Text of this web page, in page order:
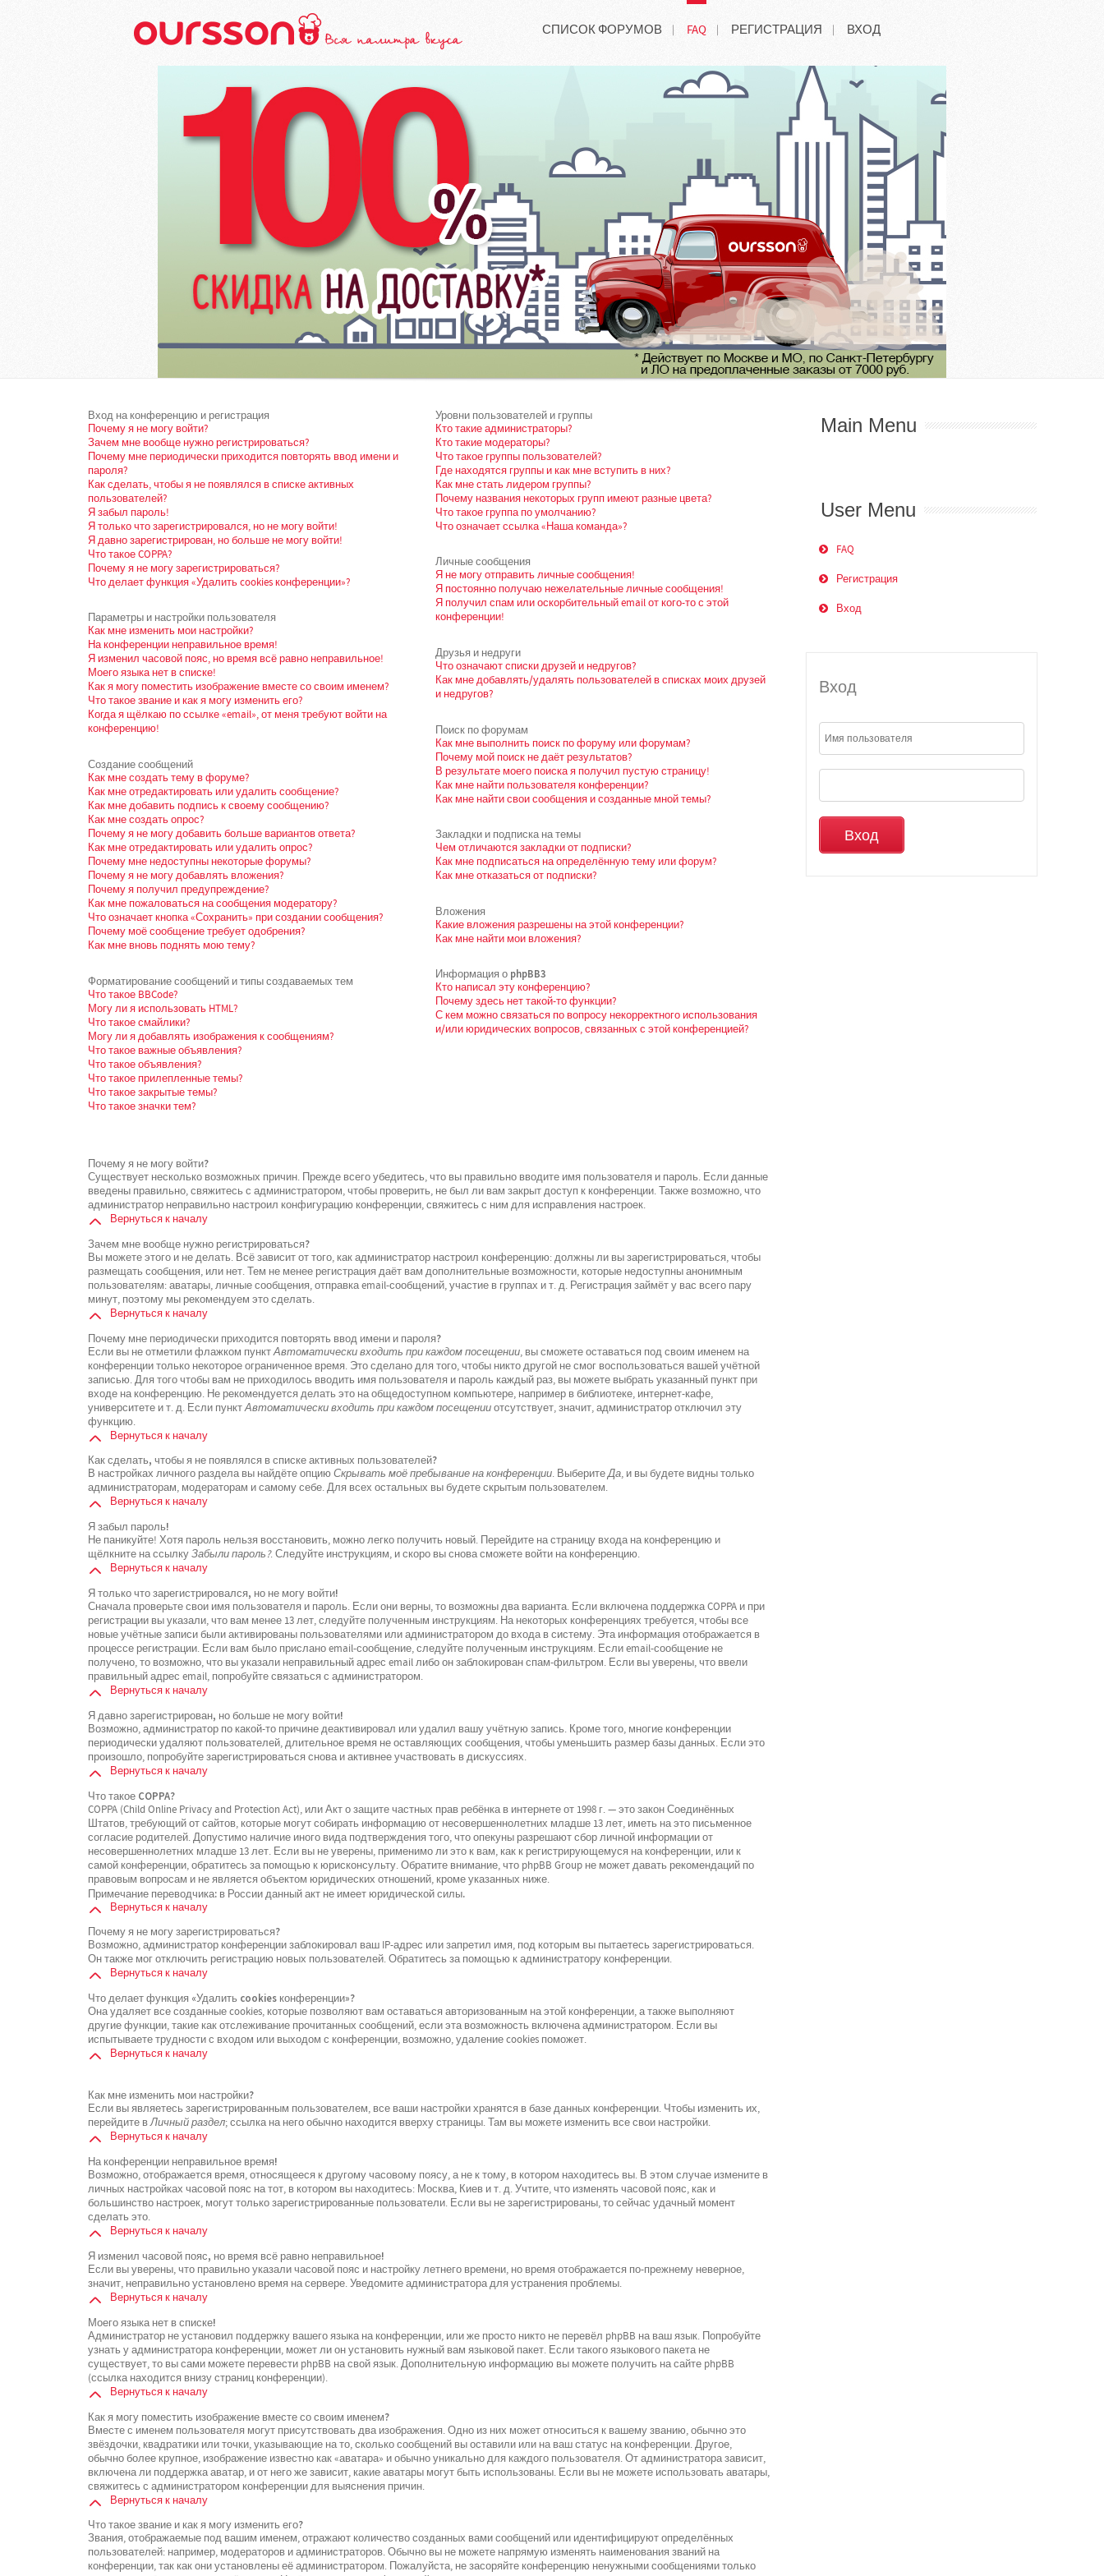
СПИСОК ФОРУМОВ FAQ РЕГИСТРАЦИЯ ВХОД
Вход на конференцию и регистрация
Почему я не могу войти?
Зачем мне вообще нужно регистрироваться?
Почему мне периодически приходится повторять ввод имени и
пароля?
Как сделать, чтобы я не появлялся в списке активных
пользователей?
Я забыл пароль!
Я только что зарегистрировался, но не могу войти!
Я давно зарегистрирован, но больше не могу войти!
Что такое COPPA?
Почему я не могу зарегистрироваться?
Что делает функция «Удалить cookies конференции»?
Параметры и настройки пользователя
Как мне изменить мои настройки?
На конференции неправильное время!
Я изменил часовой пояс, но время всё равно неправильное!
Моего языка нет в списке!
Как я могу поместить изображение вместе со своим именем?
Что такое звание и как я могу изменить его?
Когда я щёлкаю по ссылке «email», от меня требуют войти на
конференцию!
Создание сообщений
Как мне создать тему в форуме?
Как мне отредактировать или удалить сообщение?
Как мне добавить подпись к своему сообщению?
Как мне создать опрос?
Почему я не могу добавить больше вариантов ответа?
Как мне отредактировать или удалить опрос?
Почему мне недоступны некоторые форумы?
Почему я не могу добавлять вложения?
Почему я получил предупреждение?
Как мне пожаловаться на сообщения модератору?
Что означает кнопка «Сохранить» при создании сообщения?
Почему моё сообщение требует одобрения?
Как мне вновь поднять мою тему?
Форматирование сообщений и типы создаваемых тем
Что такое BBCode?
Могу ли я использовать HTML?
Что такое смайлики?
Могу ли я добавлять изображения к сообщениям?
Что такое важные объявления?
Что такое объявления?
Что такое прилепленные темы?
Что такое закрытые темы?
Что такое значки тем?
Уровни пользователей и группы
Кто такие администраторы?
Кто такие модераторы?
Что такое группы пользователей?
Где находятся группы и как мне вступить в них?
Как мне стать лидером группы?
Почему названия некоторых групп имеют разные цвета?
Что такое группа по умолчанию?
Что означает ссылка «Наша команда»?
Личные сообщения
Я не могу отправить личные сообщения!
Я постоянно получаю нежелательные личные сообщения!
Я получил спам или оскорбительный email от кого-то с этой
конференции!
Друзья и недруги
Что означают списки друзей и недругов?
Как мне добавлять/удалять пользователей в списках моих друзей
и недругов?
Поиск по форумам
Как мне выполнить поиск по форуму или форумам?
Почему мой поиск не даёт результатов?
В результате моего поиска я получил пустую страницу!
Как мне найти пользователя конференции?
Как мне найти свои сообщения и созданные мной темы?
Закладки и подписка на темы
Чем отличаются закладки от подписки?
Как мне подписаться на определённую тему или форум?
Как мне отказаться от подписки?
Вложения
Какие вложения разрешены на этой конференции?
Как мне найти мои вложения?
Информация о phpBB3
Кто написал эту конференцию?
Почему здесь нет такой-то функции?
С кем можно связаться по вопросу некорректного использования
и/или юридических вопросов, связанных с этой конференцией?
Почему я не могу войти?
Существует несколько возможных причин. Прежде всего убедитесь, что вы правильно вводите имя пользователя и пароль. Если данные
введены правильно, свяжитесь с администратором, чтобы проверить, не был ли вам закрыт доступ к конференции. Также возможно, что
администратор неправильно настроил конфигурацию конференции, свяжитесь с ним для исправления настроек.
Вернуться к началу
Зачем мне вообще нужно регистрироваться?
Вы можете этого и не делать. Всё зависит от того, как администратор настроил конференцию: должны ли вы зарегистрироваться, чтобы
размещать сообщения, или нет. Тем не менее регистрация даёт вам дополнительные возможности, которые недоступны анонимным
пользователям: аватары, личные сообщения, отправка email-сообщений, участие в группах и т. д. Регистрация займёт у вас всего пару
минут, поэтому мы рекомендуем это сделать.
Вернуться к началу
Почему мне периодически приходится повторять ввод имени и пароля?
Если вы не отметили флажком пунктАвтоматически входить при каждом посещении, вы сможете оставаться под своим именем на
конференции только некоторое ограниченное время. Это сделано для того, чтобы никто другой не смог воспользоваться вашей учётной
записью. Для того чтобы вам не приходилось вводить имя пользователя и пароль каждый раз, вы можете выбрать указанный пункт при
входе на конференцию. Не рекомендуется делать это на общедоступном компьютере, например в библиотеке, интернет-кафе,
университете и т. д. Если пунктАвтоматически входить при каждом посещенииотсутствует, значит, администратор отключил эту
функцию.
Вернуться к началу
Как сделать, чтобы я не появлялся в списке активных пользователей?
В настройках личного раздела вы найдёте опциюСкрывать моё пребывание на конференции. ВыберитеДа, и вы будете видны только
администраторам, модераторам и самому себе. Для всех остальных вы будете скрытым пользователем.
Вернуться к началу
Я забыл пароль!
Не паникуйте! Хотя пароль нельзя восстановить, можно легко получить новый. Перейдите на страницу входа на конференцию и
щёлкните на ссылкуЗабыли пароль?. Следуйте инструкциям, и скоро вы снова сможете войти на конференцию.
Вернуться к началу
Я только что зарегистрировался, но не могу войти!
Сначала проверьте свои имя пользователя и пароль. Если они верны, то возможны два варианта. Если включена поддержка COPPA и при
регистрации вы указали, что вам менее 13 лет, следуйте полученным инструкциям. На некоторых конференциях требуется, чтобы все
новые учётные записи были активированы пользователями или администратором до входа в систему. Эта информация отображается в
процессе регистрации. Если вам было прислано email-сообщение, следуйте полученным инструкциям. Если email-сообщение не
получено, то возможно, что вы указали неправильный адрес email либо он заблокирован спам-фильтром. Если вы уверены, что ввели
правильный адрес email, попробуйте связаться с администратором.
Вернуться к началу
Я давно зарегистрирован, но больше не могу войти!
Возможно, администратор по какой-то причине деактивировал или удалил вашу учётную запись. Кроме того, многие конференции
периодически удаляют пользователей, длительное время не оставляющих сообщения, чтобы уменьшить размер базы данных. Если это
произошло, попробуйте зарегистрироваться снова и активнее участвовать в дискуссиях.
Вернуться к началу
Что такое COPPA?
COPPA (Child Online Privacy and Protection Act), или Акт о защите частных прав ребёнка в интернете от 1998 г. — это закон Соединённых
Штатов, требующий от сайтов, которые могут собирать информацию от несовершеннолетних младше 13 лет, иметь на это письменное
согласие родителей. Допустимо наличие иного вида подтверждения того, что опекуны разрешают сбор личной информации от
несовершеннолетних младше 13 лет. Если вы не уверены, применимо ли это к вам, как к регистрирующемуся на конференции, или к
самой конференции, обратитесь за помощью к юрисконсульту. Обратите внимание, что phpBB Group не может давать рекомендаций по
правовым вопросам и не является объектом юридических отношений, кроме указанных ниже.
Примечание переводчика: в России данный акт не имеет юридической силы.
Вернуться к началу
Почему я не могу зарегистрироваться?
Возможно, администратор конференции заблокировал ваш IP-адрес или запретил имя, под которым вы пытаетесь зарегистрироваться.
Он также мог отключить регистрацию новых пользователей. Обратитесь за помощью к администратору конференции.
Вернуться к началу
Что делает функция «Удалить cookies конференции»?
Она удаляет все созданные cookies, которые позволяют вам оставаться авторизованным на этой конференции, а также выполняют
другие функции, такие как отслеживание прочитанных сообщений, если эта возможность включена администратором. Если вы
испытываете трудности с входом или выходом с конференции, возможно, удаление cookies поможет.
Вернуться к началу
Как мне изменить мои настройки?
Если вы являетесь зарегистрированным пользователем, все ваши настройки хранятся в базе данных конференции. Чтобы изменить их,
перейдите вЛичный раздел; ссылка на него обычно находится вверху страницы. Там вы можете изменить все свои настройки.
Вернуться к началу
На конференции неправильное время!
Возможно, отображается время, относящееся к другому часовому поясу, а не к тому, в котором находитесь вы. В этом случае измените в
личных настройках часовой пояс на тот, в котором вы находитесь: Москва, Киев и т. д. Учтите, что изменять часовой пояс, как и
большинство настроек, могут только зарегистрированные пользователи. Если вы не зарегистрированы, то сейчас удачный момент
сделать это.
Вернуться к началу
Я изменил часовой пояс, но время всё равно неправильное!
Если вы уверены, что правильно указали часовой пояс и настройку летнего времени, но время отображается по-прежнему неверное,
значит, неправильно установлено время на сервере. Уведомите администратора для устранения проблемы.
Вернуться к началу
Моего языка нет в списке!
Администратор не установил поддержку вашего языка на конференции, или же просто никто не перевёл phpBB на ваш язык. Попробуйте
узнать у администратора конференции, может ли он установить нужный вам языковой пакет. Если такого языкового пакета не
существует, то вы сами можете перевести phpBB на свой язык. Дополнительную информацию вы можете получить на сайте phpBB
(ссылка находится внизу страниц конференции).
Вернуться к началу
Как я могу поместить изображение вместе со своим именем?
Вместе с именем пользователя могут присутствовать два изображения. Одно из них может относиться к вашему званию, обычно это
звёздочки, квадратики или точки, указывающие на то, сколько сообщений вы оставили или на ваш статус на конференции. Другое,
обычно более крупное, изображение известно как «аватара» и обычно уникально для каждого пользователя. От администратора зависит,
включена ли поддержка аватар, и от него же зависит, какие аватары могут быть использованы. Если вы не можете использовать аватары,
свяжитесь с администратором конференции для выяснения причин.
Вернуться к началу
Что такое звание и как я могу изменить его?
Звания, отображаемые под вашим именем, отражают количество созданных вами сообщений или идентифицируют определённых
пользователей: например, модераторов и администраторов. Обычно вы не можете напрямую изменять наименования званий на
конференции, так как они установлены её администратором. Пожалуйста, не засоряйте конференцию ненужными сообщениями только
Main Menu
User Menu
FAQ
Регистрация
Вход
Вход